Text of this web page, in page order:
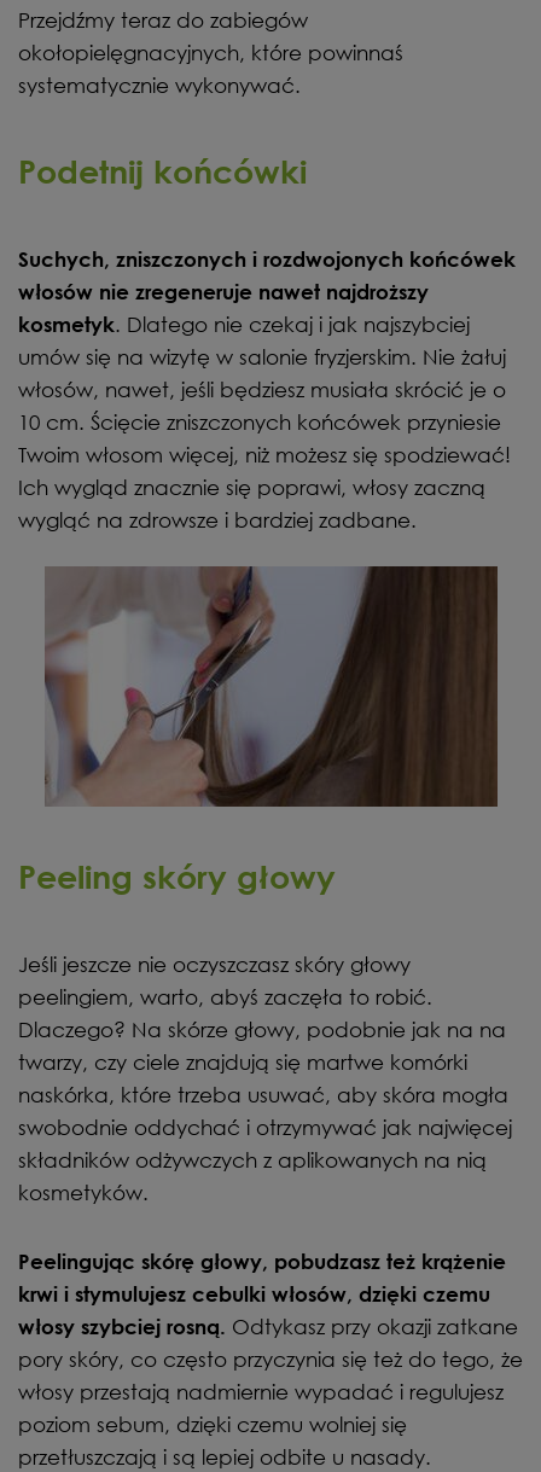
Przejdźmy teraz do zabiegów
okołopielęgnacyjnych, które powinnaś
systematycznie wykonywać.
Podetnij końcówki
Suchych, zniszczonych i rozdwojonych końcówek
włosów nie zregeneruje nawet najdroższy
kosmetyk. Dlatego nie czekaj i jak najszybciej
umów się na wizytę w salonie fryzjerskim. Nie żałuj
włosów, nawet, jeśli będziesz musiała skrócić je o
10 cm. Ścięcie zniszczonych końcówek przyniesie
Twoim włosom więcej, niż możesz się spodziewać!
Ich wygląd znacznie się poprawi, włosy zaczną
wygląć na zdrowsze i bardziej zadbane.
Peeling skóry głowy
Jeśli jeszcze nie oczyszczasz skóry głowy
peelingiem, warto, abyś zaczęła to robić.
Dlaczego? Na skórze głowy, podobnie jak na na
twarzy, czy ciele znajdują się martwe komórki
naskórka, które trzeba usuwać, aby skóra mogła
swobodnie oddychać i otrzymywać jak najwięcej
składników odżywczych z aplikowanych na nią
kosmetyków.
Peelingując skórę głowy, pobudzasz też krążenie
krwi i stymulujesz cebulki włosów, dzięki czemu
włosy szybciej rosną.
Odtykasz przy okazji zatkane
pory skóry, co często przyczynia się też do tego, że
włosy przestają nadmiernie wypadać i regulujesz
poziom sebum, dzięki czemu wolniej się
przetłuszczają i są lepiej odbite u nasady.